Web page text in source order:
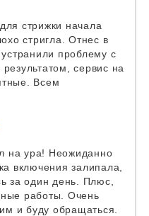
стрижки начала
стригла. Отнес в
проблему с
сервис на
Всем
на ура! Неожиданно
включения залипала,
за один день. Плюс,
работы. Очень
и буду обращаться.